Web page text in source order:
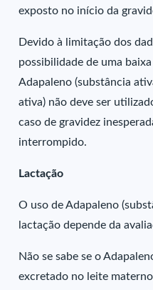
exposto no início da
Devido à limitação dos
possibilidade de uma
Adapaleno (substância
ativa) não deve ser
caso de gravidez
interrompido.
Lactação
O uso de Adapaleno
lactação depende da
Não se sabe se o
excretado no leite